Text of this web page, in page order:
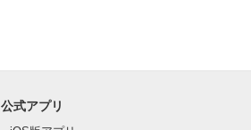
公式アプリ